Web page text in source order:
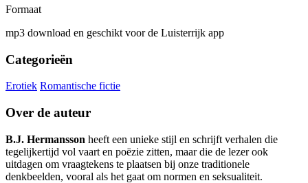
Formaat
mp3 download en geschikt voor de Luisterrijk app
Categorieën
Erotiek Romantische fictie
Over de auteur
B.J. Hermansson heeft een unieke stijl en schrijft verhalen die
tegelijkertijd vol vaart en poëzie zitten, maar die de lezer ook
uitdagen om vraagtekens te plaatsen bij onze traditionele
denkbeelden, vooral als het gaat om normen en seksualiteit.